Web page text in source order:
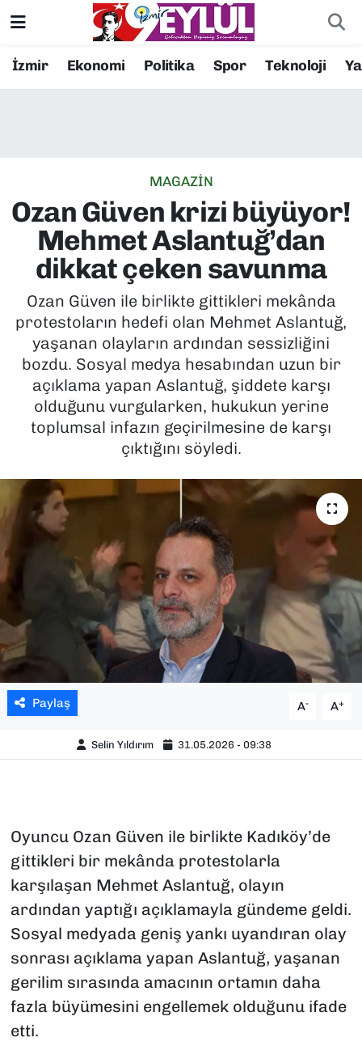
İzmir Ekonomi Politika Spor Teknoloji
MAGAZİN
Ozan Güven krizi büyüyor!
Mehmet Aslantuğ’dan
dikkat çeken savunma
Ozan Güven ile birlikte gittikleri mekânda
protestoların hedefi olan Mehmet Aslantuğ,
yaşanan olayların ardından sessizliğini
bozdu. Sosyal medya hesabından uzun bir
açıklama yapan Aslantuğ, şiddete karşı
olduğunu vurgularken, hukukun yerine
toplumsal infazın geçirilmesine de karşı
çıktığını söyledi.
Paylaş A- A+
Selin Yıldırım 31.05.2026 - 09:38
Oyuncu Ozan Güven ile birlikte Kadıköy’de
gittikleri bir mekânda protestolarla
karşılaşan Mehmet Aslantuğ, olayın
ardından yaptığı açıklamayla gündeme geldi.
Sosyal medyada geniş yankı uyandıran olay
sonrası açıklama yapan Aslantuğ, yaşanan
gerilim sırasında amacının ortamın daha
fazla büyümesini engellemek olduğunu ifade
etti.
Resmi İlanlar
EKONOMİ
KÜLTÜR SANAT
MAGAZİN
POLİTİKA
SAĞLIK
SPOR
YAŞAM
YEREL YÖNETİMLER
Konak Nöbetçi Eczaneler
Süper Lig Puan Durumu ve Fikstür
Tüm Manşetler
Son Dakika Haberleri
Haber Arşivi